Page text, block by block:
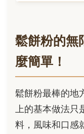
鬆餅粉的無
麼簡單！
鬆餅粉最棒的地
上的基本做法
料，風味和口感